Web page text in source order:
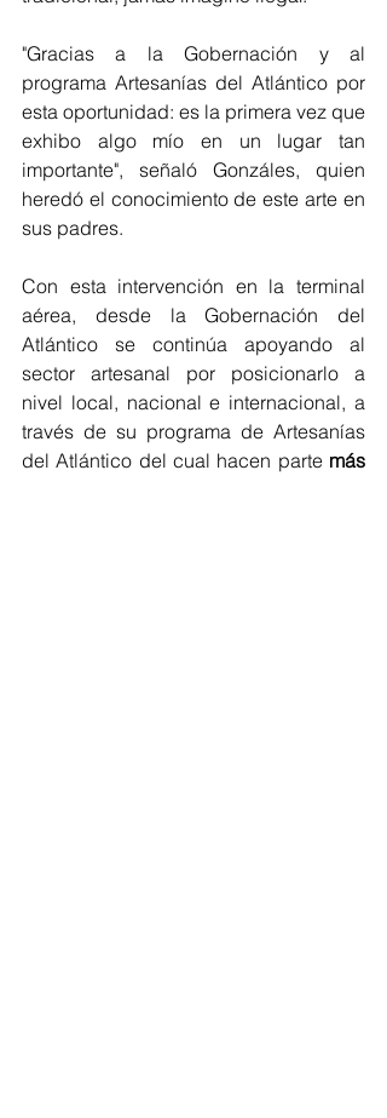
"Gracias a la Gobernación y al
programa Artesanías del Atlántico por
esta oportunidad: es la primera vez que
exhibo algo mío en un lugar tan
importante", señaló Gonzáles, quien
heredó el conocimiento de este arte en
sus padres.
Con esta intervención en la terminal
aérea, desde la Gobernación del
Atlántico se continúa apoyando al
sector artesanal por posicionarlo a
nivel local, nacional e internacional, a
través de su programa de Artesanías
del Atlántico del cual hacen parte más